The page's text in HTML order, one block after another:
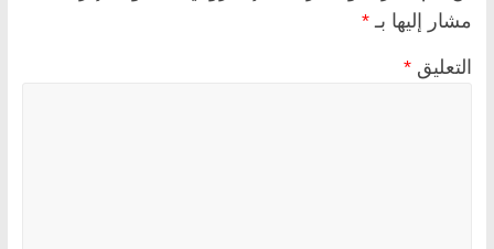
مشار إليها بـ *
التعليق *